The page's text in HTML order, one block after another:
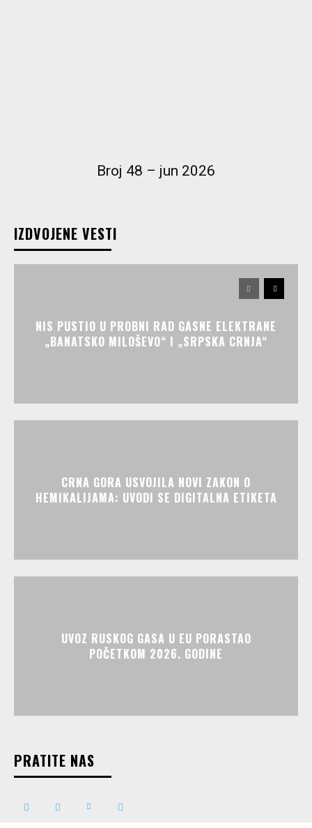
Broj 48 – jun 2026
IZDVOJENE VESTI
NIS PUSTIO U PROBNI RAD GASNE ELEKTRANE
„BANATSKO MILOŠEVO“ I „SRPSKA CRNJA“
CRNA GORA USVOJILA NOVI ZAKON O
HEMIKALIJAMA: UVODI SE DIGITALNA ETIKETA
UVOZ RUSKOG GASA U EU PORASTAO
POČETKOM 2026. GODINE
PRATITE NAS